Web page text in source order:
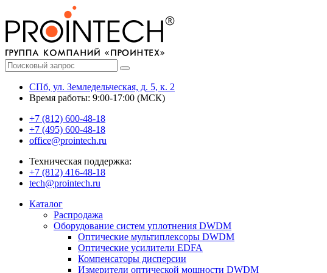
СПб, ул. Земледельческая, д. 5, к. 2
Время работы: 9:00-17:00 (МСК)
+7 (812) 600-48-18
+7 (495) 600-48-18
office@prointech.ru
Техническая поддержка:
+7 (812) 416-48-18
tech@prointech.ru
Каталог
Распродажа
Оборудование систем уплотнения DWDM
Оптические мультиплексоры DWDM
Оптические усилители EDFA
Компенсаторы дисперсии
Измерители оптической мощности DWDM